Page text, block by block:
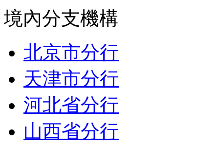
境內分支機構
北京市分行
天津市分行
河北省分行
山西省分行